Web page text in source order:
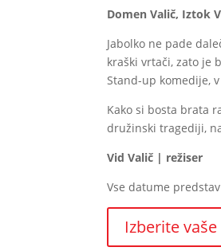
Domen Valič, Iztok
Jabolko ne pade
kraški vrtači, zato je
Stand-up komedije,
Kako si bosta brata
družinski tragediji,
Vid Valič | režiser
Vse datume
Izberite